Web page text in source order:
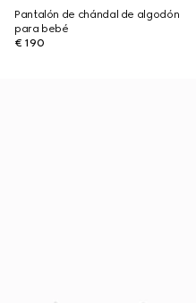
Pantalón de chándal de algodón
para bebé
€ 190